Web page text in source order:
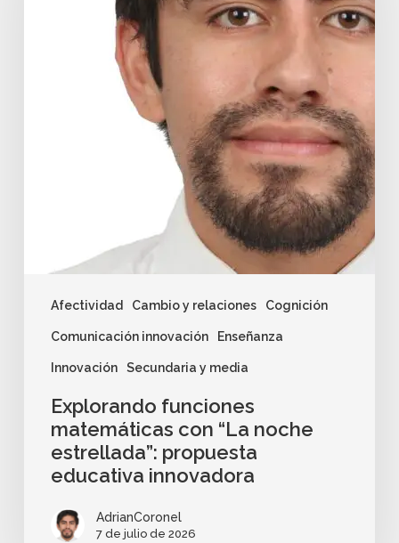
Afectividad Cambio y relaciones Cognición
Comunicación innovación Enseñanza
Innovación Secundaria y media
Explorando funciones
matemáticas con “La noche
estrellada”: propuesta
educativa innovadora
AdrianCoronel
7 de julio de 2026